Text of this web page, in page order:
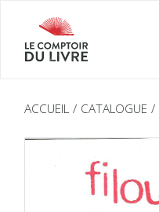
ACCUEIL CATALOGUE